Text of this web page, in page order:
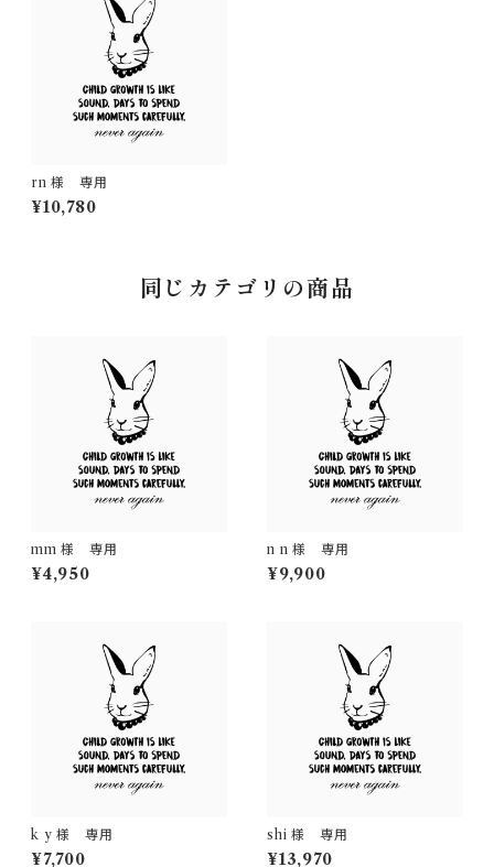
rn 様 専用
¥10,780
同じカテゴリの商品
mm 様 専用
¥4,950
n n 様 専用
¥9,900
k y 様 専用
¥7,700
shi 様 専用
¥13,970